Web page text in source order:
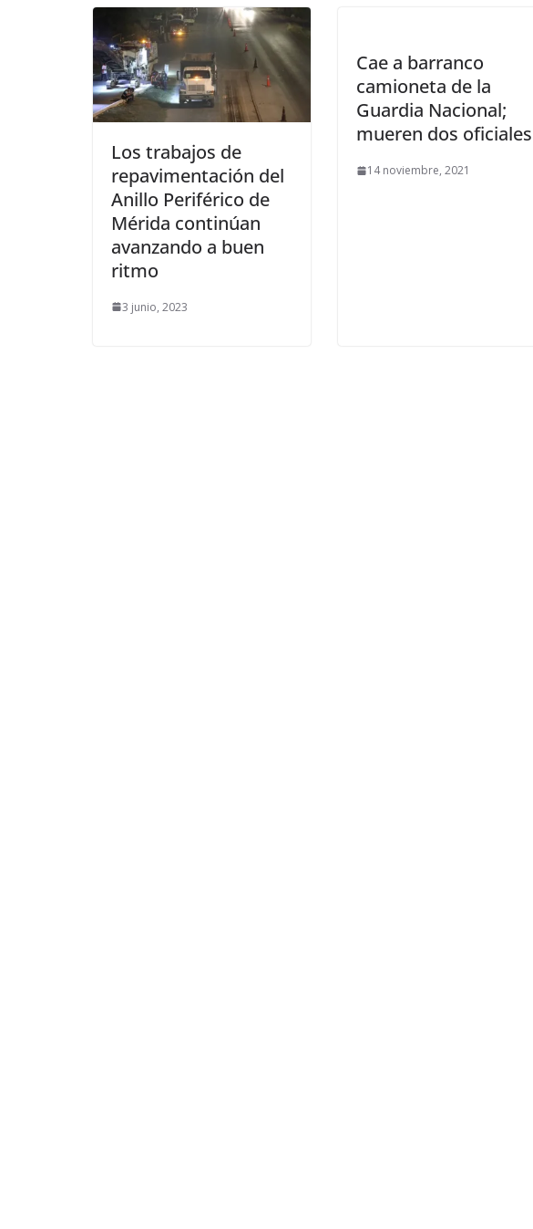
Los trabajos de
repavimentación del
Anillo Periférico de
Mérida continúan
avanzando a buen
ritmo
3 junio, 2023
Cae a barranco
camioneta de la
Guardia Nacional;
mueren dos oficiales
14 noviembre, 2021